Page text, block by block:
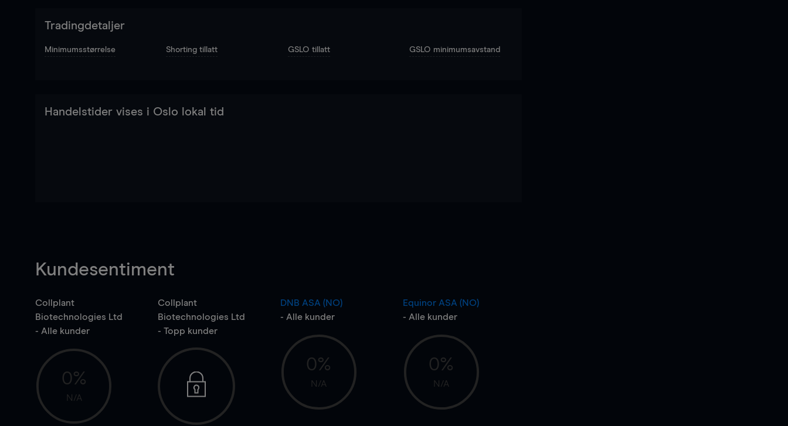
Tradingdetaljer
Minimumsstørrelse Shorting tillatt GSLO tillatt GSLO minimumsavstand
Handelstider vises i Oslo lokal tid
Kundesentiment
Collplant
Biotechnologies Ltd
- Alle kunder
0%
N/A
Collplant
Biotechnologies Ltd
- Topp kunder
DNB ASA (NO)
- Alle kunder
0%
N/A
Equinor ASA (NO)
- Alle kunder
0%
N/A